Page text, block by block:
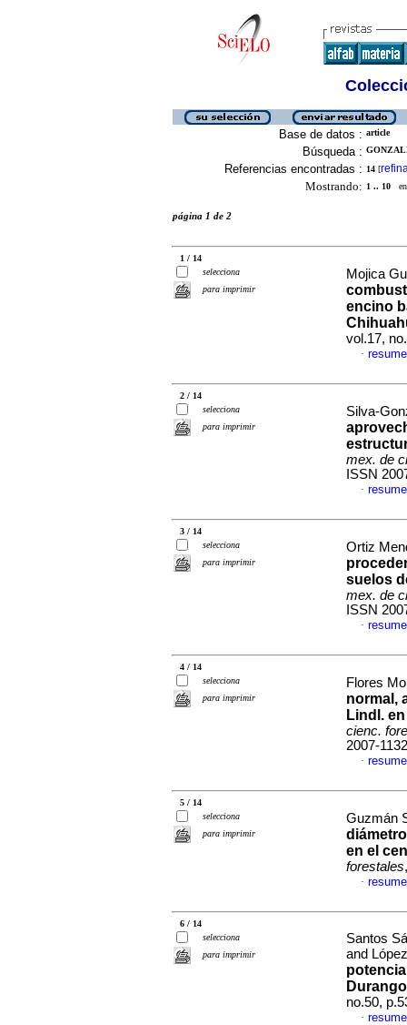
Base de datos : article
Búsqueda :
Referencias encontradas : 14 [
Mostrando: 1 .. 10 en
página 1 de 2
1 / 14
selecciona
para imprimir
Mojica
encino
vol.17,
·
2 / 14
selecciona
para imprimir
Silva-
mex. de
ISSN
·
3 / 14
selecciona
para imprimir
Ortiz
suelos
mex. de
ISSN
·
4 / 14
selecciona
para imprimir
Flores
normal,
Lindl.
cienc.
2007-1132
·
5 / 14
selecciona
para imprimir
Guzmán
en el
forestales
·
6 / 14
selecciona
para imprimir
Santos
and
Durango
no.50,
·